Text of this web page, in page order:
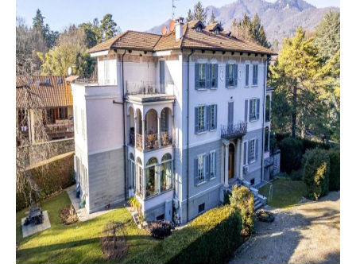
quadrilocale
con
giardino
privato